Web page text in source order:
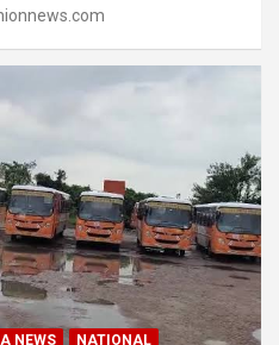
NEWS NATIONAL